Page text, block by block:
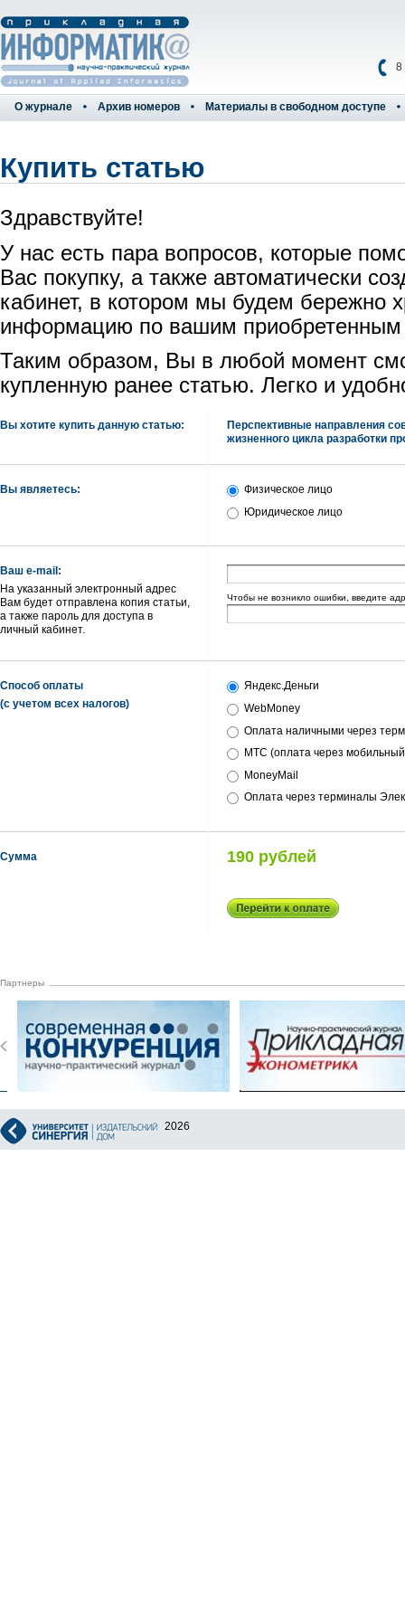
8
О журнале Архив номеров Материалы в свободном доступе
Купить статью
Здравствуйте!
У нас есть пара вопросов, которые
Вас покупку, а также автоматически
кабинет, в котором мы будем бережно
информацию по вашим
Таким образом, Вы в любой момент
купленную ранее статью. Легко и
Вы хотите купить данную статью:
Перспективные направления
жизненного цикла разработки
Вы являетесь:
Физическое лицо
Юридическое лицо
Ваш e-mail:
На указанный электронный адрес
Вам будет отправлена копия статьи,
а также пароль для доступа в
личный кабинет.
Чтобы не возникло ошибки, введите
Способ оплаты
(с учетом всех налогов)
Яндекс.Деньги
WebMoney
Оплата наличными через
МТС (оплата через
MoneyMail
Оплата через терминалы
Сумма 190 рублей
Партнеры
2026